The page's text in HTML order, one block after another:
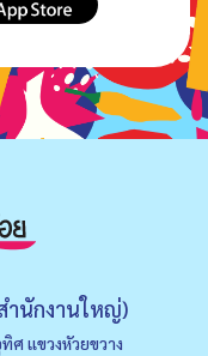
ำนักงานใหญ่)
แขวงหัวยขวาง